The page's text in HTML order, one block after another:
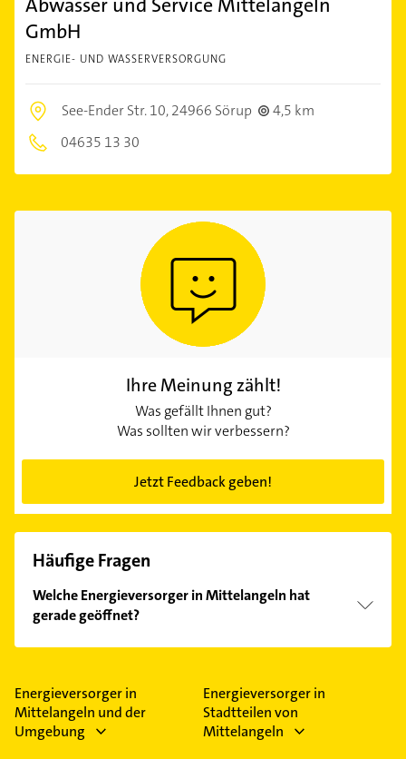
GmbH
ENERGIE- UND WASSERVERSORGUNG
See-Ender Str. 10,24966 Sörup
4,5 km
04635 13 30
Ihre Meinung zählt!
Was gefällt Ihnen gut?
Was sollten wir verbessern?
Jetzt Feedback geben!
Häufige Fragen
Welche Energieversorger in Mittelangeln hat
gerade geöffnet?
Im Anbieter-Bereich finden Sie alleÖffnungszeiten.
Feiertagen abweichen können.
Energieversorger in
Mittelangeln und der
Umgebung
Energieversorger in
Stadtteilen von
Mittelangeln